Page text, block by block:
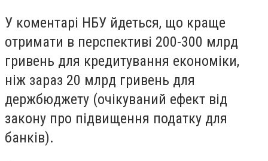
У коментарі НБУ йдеться, що краще
отримати в перспективі 200-300 млрд
гривень для кредитування економіки,
ніж зараз 20 млрд гривень для
держбюджету (очікуваний ефект від
закону про підвищення податку для
банків).